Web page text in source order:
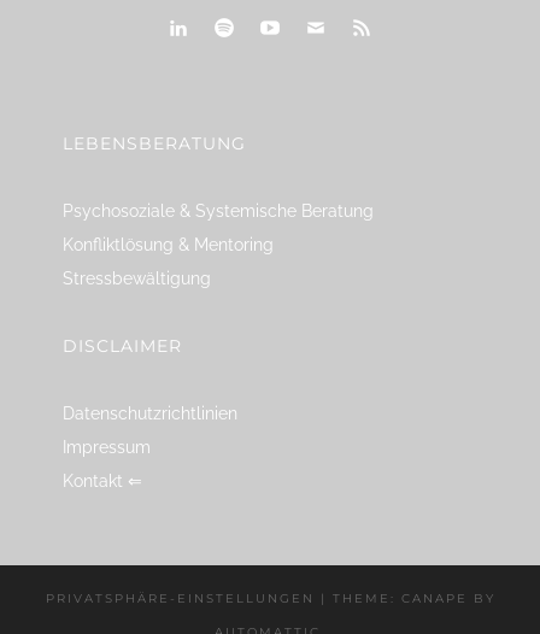
LEBENSBERATUNG
Psychosoziale & Systemische Beratung
Konfliktlösung & Mentoring
Stressbewältigung
DISCLAIMER
Datenschutzrichtlinien
Impressum
Kontakt ⇐
PRIVATSPHÄRE-EINSTELLUNGEN | THEME: CANAPE BY